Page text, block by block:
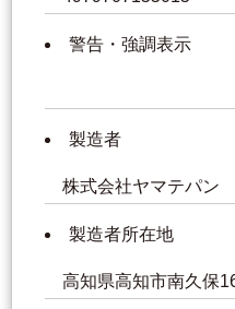
警告・強調表示
製造者
株式会社ヤマテパン
製造者所在地
高知県高知市南久保